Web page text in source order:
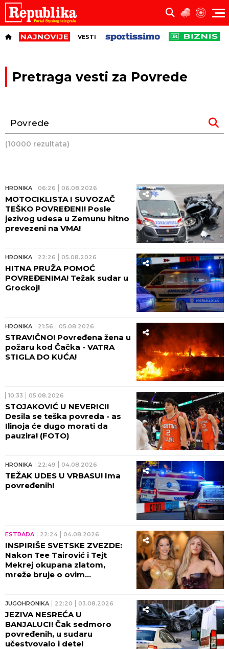
VESTI
Pretraga vesti za Povrede
(10000 rezultata)
HRONIKA 06:26 06.08.2026
MOTOCIKLISTA I SUVOZAČ
TEŠKO POVREĐENI! Posle
jezivog udesa u Zemunu hitno
prevezeni na VMA!
HRONIKA 22:26 05.08.2026
HITNA PRUŽA POMOĆ
POVREĐENIMA! Težak sudar u
Grockoj!
HRONIKA 21:56 05.08.2026
STRAVIČNO! Povređena žena u
požaru kod Čačka - VATRA
STIGLA DO KUĆA!
10:33 05.08.2026
STOJAKOVIĆ U NEVERICI!
Desila se teška povreda - as
Ilinoja će dugo morati da
pauzira! (FOTO)
HRONIKA 22:49 04.08.2026
TEŽAK UDES U VRBASU! Ima
povređenih!
ESTRADA 22:24 04.08.2026
INSPIRIŠE SVETSKE ZVEZDE:
Nakon Tee Tairović i Tejt
Mekrej okupana zlatom,
mreže bruje o ovim
(FOTO)
JUGOHRONIKA 22:20 03.08.2026
JEZIVA NESREĆA U
BANJALUCI! Čak sedmoro
povređenih, u sudaru
učestvovalo i dete!